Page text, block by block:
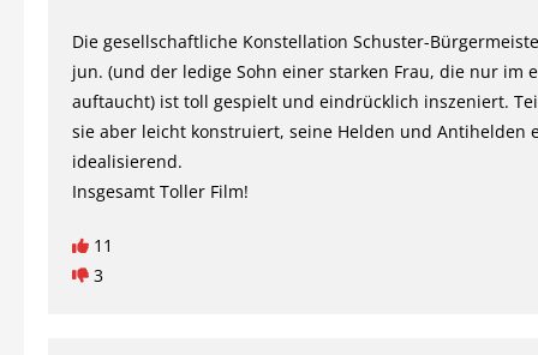
Die gesellschaftliche Konstellation Schuster-
jun. (und der ledige Sohn einer starken Frau, die nur im
auftaucht) ist toll gespielt und eindrücklich inszeniert.
sie aber leicht konstruiert, seine Helden und Antihelden
idealisierend.
Insgesamt Toller Film!
11
3